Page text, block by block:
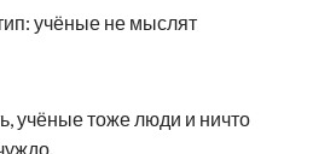
учёные не мыслят
учёные тоже люди и ничто